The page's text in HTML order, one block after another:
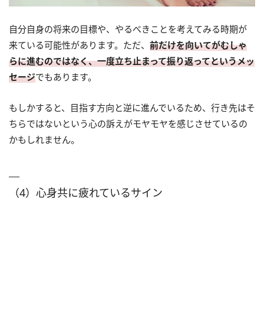
自分自身の将来の目標や、やるべきことを考えてみる時期が
来ている可能性があります。ただ、 前だけを向いてがむしゃ
らに進むのではなく、一度立ち止まって振り返ってというメッ
セージでもあります。
もしかすると、目指す方向と逆に進んでいるため、行き先はそ
ちらではないという心の訴えがモヤモヤを感じさせているの
かもしれません。
（4）心身共に疲れているサイン